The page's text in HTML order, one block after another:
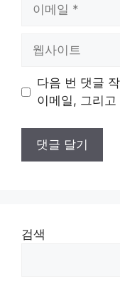
트
다음 번 댓글
이메일, 그리
검색